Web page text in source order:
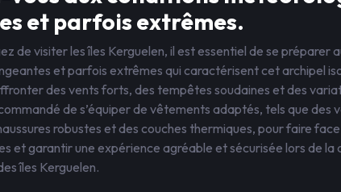
et parfois extrêmes.
de visiter les îles Kerguelen, il est essentiel de se préparer
et parfois extrêmes qui caractérisent cet archipel
des vents forts, des tempêtes soudaines et des
de s’équiper de vêtements adaptés, tels que des
robustes et des couches thermiques, pour faire
et garantir une expérience agréable et sécurisée lors de la
îles Kerguelen.